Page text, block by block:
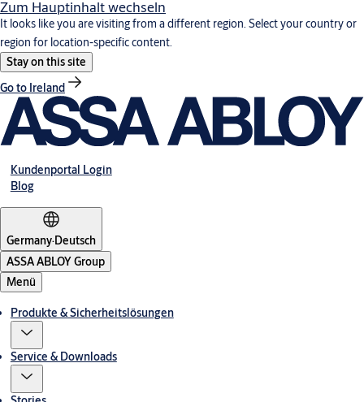
Zum Hauptinhalt wechseln
It looks like you are visiting from a different region. Select your country or
region for location-specific content.
Stay on this site
Go to Ireland
Kundenportal Login
Blog
Germany·Deutsch
ASSA ABLOY Group
Menü
Produkte & Sicherheitslösungen
Service & Downloads